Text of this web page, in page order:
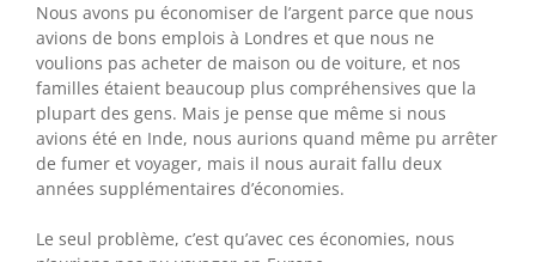
Nous avons pu économiser de l’argent parce que nous
avions de bons emplois à Londres et que nous ne
voulions pas acheter de maison ou de voiture, et nos
familles étaient beaucoup plus compréhensives que la
plupart des gens. Mais je pense que même si nous
avions été en Inde, nous aurions quand même pu arrêter
de fumer et voyager, mais il nous aurait fallu deux
années supplémentaires d’économies.
Le seul problème, c’est qu’avec ces économies, nous